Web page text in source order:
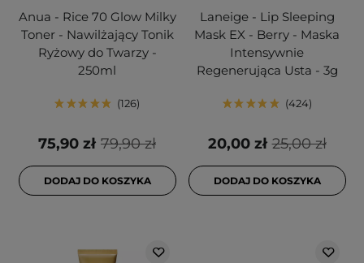
Anua - Rice 70 Glow Milky
Toner - Nawilżający Tonik
Ryżowy do Twarzy -
250ml
126
79,90 zł
75,90 zł
DODAJ DO KOSZYKA
Laneige - Lip Sleeping
Mask EX - Berry - Maska
Intensywnie
Regenerująca Usta - 3g
424
25,00 zł
20,00 zł
DODAJ DO KOSZYKA